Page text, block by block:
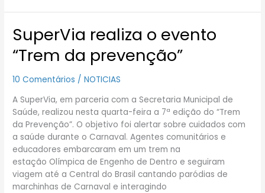
SuperVia realiza o evento
“Trem da prevenção”
10 Comentários /NOTICIAS
A SuperVia, em parceria com a Secretaria Municipal de
Saúde, realizou nesta quarta-feira a 7ª edição do “Trem
da Prevenção”. O objetivo foi alertar sobre cuidados com
a saúde durante o Carnaval. Agentes comunitários e
educadores embarcaram em um trem na
estação Olímpica de Engenho de Dentro e seguiram
viagem até a Central do Brasil cantando paródias de
marchinhas de Carnaval e interagindo
SuperVia
realiza
o
“Trem
prevenção”